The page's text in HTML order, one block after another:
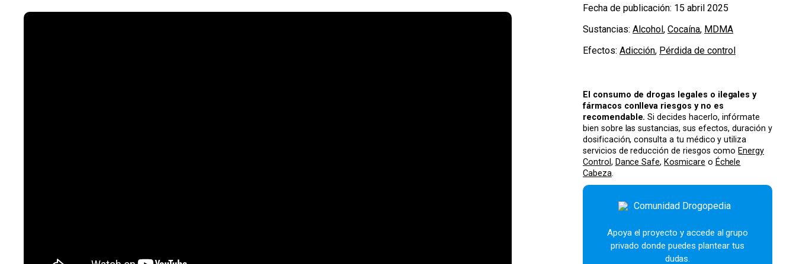
Fecha de publicación: 15 abril 2025
Sustancias: Alcohol, Cocaína, MDMA
Efectos: Adicción, Pérdida de control
El consumo de drogas legales o ilegales y
fármacos conlleva riesgos y no es
recomendable. Si decides hacerlo, infórmate
bien sobre las sustancias, sus efectos, duración y
dosificación, consulta a tu médico y utiliza
servicios de reducción de riesgos como Energy
Control , Dance Safe, Kosmicare o Échele
Cabeza.
Apoya el proyecto y accede al grupo
privado donde puedes plantear tus
dudas.